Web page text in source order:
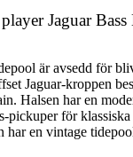
Jaguar
är avsedd för
Jaguar-kroppen
Halsen har en
pickuper för
har en vintage